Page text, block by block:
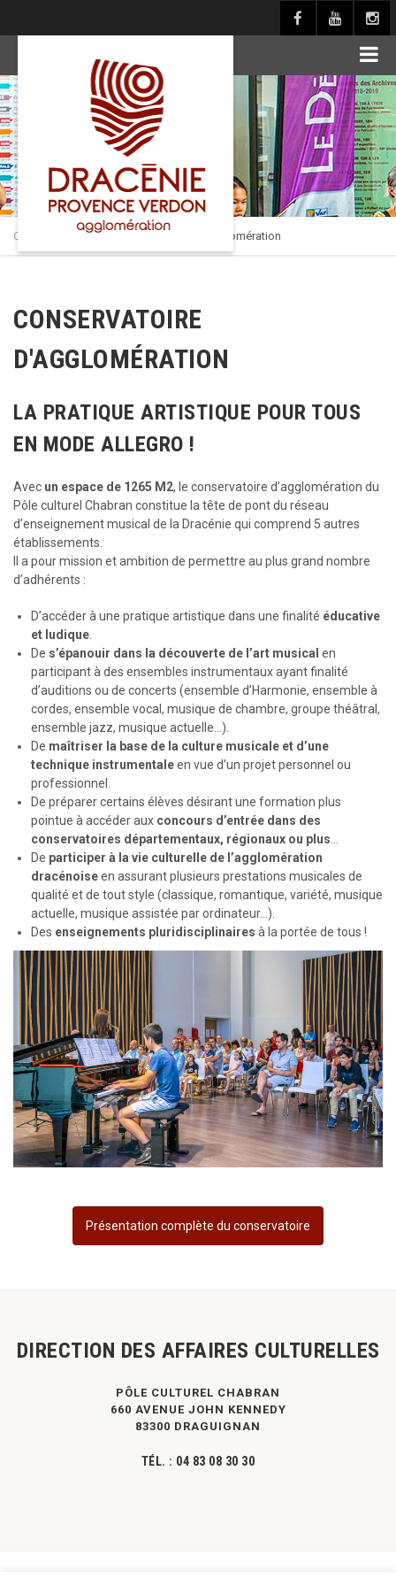
Culture en Dracénie Conservatoire d’agglomération
CONSERVATOIRE
D'AGGLOMÉRATION
LA PRATIQUE ARTISTIQUE POUR TOUS
EN MODE ALLEGRO !
Avec un espace de 1265 M2, le conservatoire d’agglomération du
Pôle culturel Chabran constitue la tête de pont du réseau
d’enseignement musical de la Dracénie qui comprend 5 autres
établissements.
Il a pour mission et ambition de permettre au plus grand nombre
d’adhérents :
D’accéder à une pratique artistique dans une finalité éducative
et ludique
De s’épanouir dans la découverte de l’art musical en
participant à des ensembles instrumentaux ayant finalité
d’auditions ou de concerts (ensemble d’Harmonie, ensemble à
cordes, ensemble vocal, musique de chambre, groupe théâtral,
ensemble jazz, musique actuelle…).
De maîtriser la base de la culture musicale et d’une
technique instrumentaleen vue d’un projet personnel ou
professionnel.
De préparer certains élèves désirant une formation plus
pointue à accéder aux concours d’entrée dans des
conservatoires départementaux, régionaux ou plus
De participer à la vie culturelle de l’agglomération
dracénoiseen assurant plusieurs prestations musicales de
qualité et de tout style (classique, romantique, variété, musique
actuelle, musique assistée par ordinateur…).
Des enseignements pluridisciplinaires à la portée de tous !
Présentation complète du conservatoire
DIRECTION DES AFFAIRES CULTURELLES
PÔLE CULTUREL CHABRAN
660 AVENUE JOHN KENNEDY
83300 DRAGUIGNAN
TÉL. : 04 83 08 30 30